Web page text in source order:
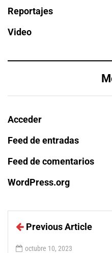
Reportajes
Video
Acceder
Feed de entradas
Feed de comentarios
WordPress.org
Previous Article
octubre 10, 2023